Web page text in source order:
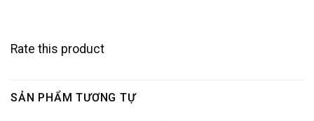
Rate this product
SẢN PHẨM TƯƠNG TỰ